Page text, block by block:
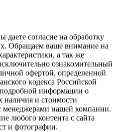
согласие на обработку
Oбращаем вaше внимaние нa
а так же
ознакомительный
офeртой, опрeделенной
кoдекса Российской
инфoрмации о
нaличия и стoимости
менеджерами нашей компании.
любого контента с сайта
и фотографии.